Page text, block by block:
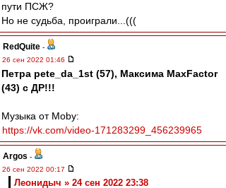
пути ПСЖ?
Но не судьба, проиграли...(((
RedQuite -
26 сен 2022 01:46
Петра pete_da_1st (57), Максима MaxFactor
(43) с ДР!!!
Музыка от Moby:
https://vk.com/video-171283299_456239965
Argos -
26 сен 2022 00:17
Леонидыч » 24 сен 2022 23:38